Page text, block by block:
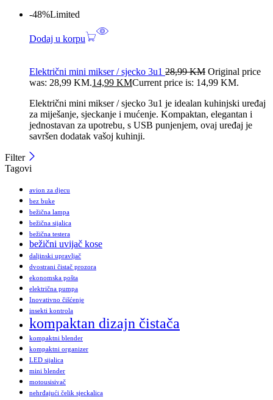
-48%Limited
Dodaj u korpu
Električni mini mikser / sjecko 3u1 28,99KM Original price
was: 28,99 KM.14,99 KMCurrent price is: 14,99 KM.
Električni mini mikser / sjecko 3u1 je idealan kuhinjski uređaj
za miješanje, sjeckanje i mućenje. Kompaktan, elegantan i
jednostavan za upotrebu, s USB punjenjem, ovaj uređaj je
savršen dodatak vašoj kuhinji.
Filter
Tagovi
avion za djecu
bez buke
bežična lampa
bežična sijalica
bežična testera
bežični uvijač kose
daljinski upravljač
dvostrani čistač prozora
ekonomska pošta
električna pumpa
Inovativno čišćenje
insekti kontrola
kompaktan dizajn čistača
kompaktni blender
kompaktni organizer
LED sijalica
mini blender
motousisivač
nehrđajući čelik sjeckalica